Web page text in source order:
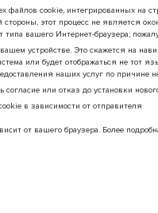
файлов cookie, интегрированных на
стороны, этот процесс не является
типа вашего Интернет-браузера;
устройстве. Это скажется на
или будет отображаться не тот
наших услуг по причине
согласие или отказ до установки
в зависимости от отправителя
от вашего браузера. Более